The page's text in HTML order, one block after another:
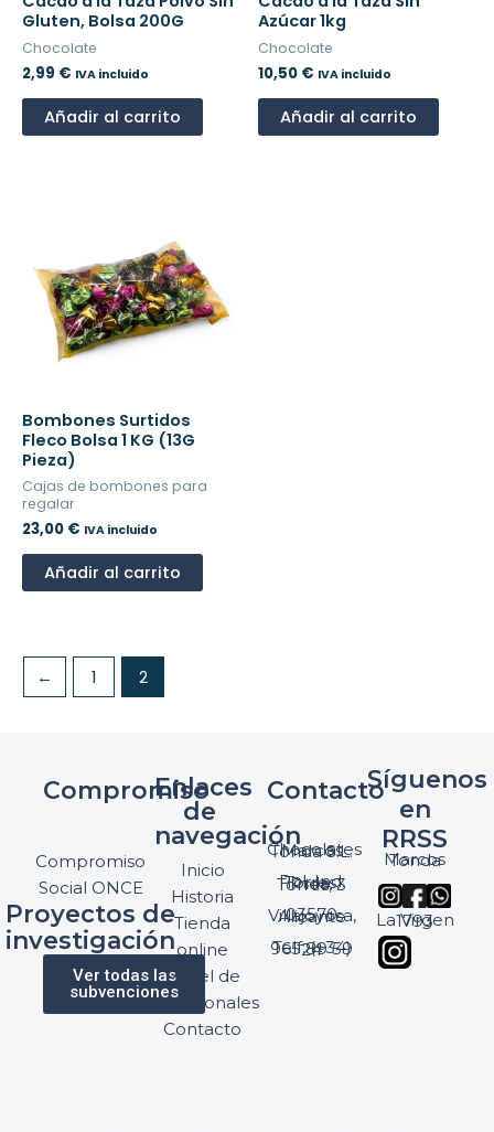
Gluten, Bolsa 200G
Chocolate
2,99 € IVA incluido
Añadir al carrito
Azúcar 1kg
Chocolate
10,50 € IVA incluido
Añadir al carrito
Bombones Surtidos
Fleco Bolsa 1 KG (13G
Pieza)
Cajas de bombones para
regalar
23,00 € IVA incluido
Añadir al carrito
← 1 2
Compromiso
Compromiso
Social ONCE
Proyectos de
investigación
Ver todas las
subvenciones
Enlaces
de
navegación
Inicio
Historia
Tienda
online
Panel de
profesionales
Contacto
Contacto
Chocolates Marcos Tonda S.L.
Pol. Ind. Torres, Ptda. Torres, 3
03570 Villajoyosa, Alicante
Telf: (+34) 965 89 59 24
Síguenos
en
RRSS
Marcos Tonda
La Virgen 1793